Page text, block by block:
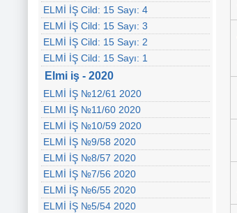
ELMİ İŞ Cild: 15 Sayı: 4
ELMİ İŞ Cild: 15 Sayı: 3
ELMİ İŞ Cild: 15 Sayı: 2
ELMİ İŞ Cild: 15 Sayı: 1
Elmi iş - 2020
ELMİ İŞ №12/61 2020
ELMI İŞ №11/60 2020
ELMİ İŞ №10/59 2020
ELMİ İŞ №9/58 2020
ELMİ İŞ №8/57 2020
ELMİ İŞ №7/56 2020
ELMİ İŞ №6/55 2020
ELMİ İŞ №5/54 2020